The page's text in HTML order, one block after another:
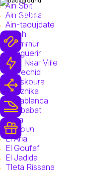
Ain Sbit
Ain Sebaa
Ain-taoujdate
Asilah
Azemmur
Benguerir
Beni Nsar Ville
Berrechid
Bouskoura
Bouznika
Casablanca
Chebabat
Dalia
El Aioun
El Aria
El Goufaf
El Jadida
Tleta Rissana
Por qué monstruos
1M+ Viajes en Tren
Equipo de Soporte
Rayo
Reserva Flexible y
250+ Operadores de
Recompensas de Lealtad
Gratuitas